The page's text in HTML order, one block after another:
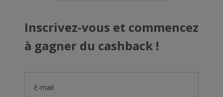
Inscrivez-vous et commencez
à gagner du cashback !
E-mail